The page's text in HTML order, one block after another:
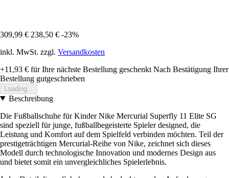
309,99 € 238,50 € -23%
inkl. MwSt. zzgl. Versandkosten
+11,93 € für Ihre nächste Bestellung geschenkt Nach Bestätigung Ihrer
Bestellung gutgeschrieben
Loading...
Beschreibung
Die Fußballschuhe für Kinder Nike Mercurial Superfly 11 Elite SG
sind speziell für junge, fußballbegeisterte Spieler designed, die
Leistung und Komfort auf dem Spielfeld verbinden möchten. Teil der
prestigeträchtigen Mercurial-Reihe von Nike, zeichnet sich dieses
Modell durch technologische Innovation und modernes Design aus
und bietet somit ein unvergleichliches Spielerlebnis.